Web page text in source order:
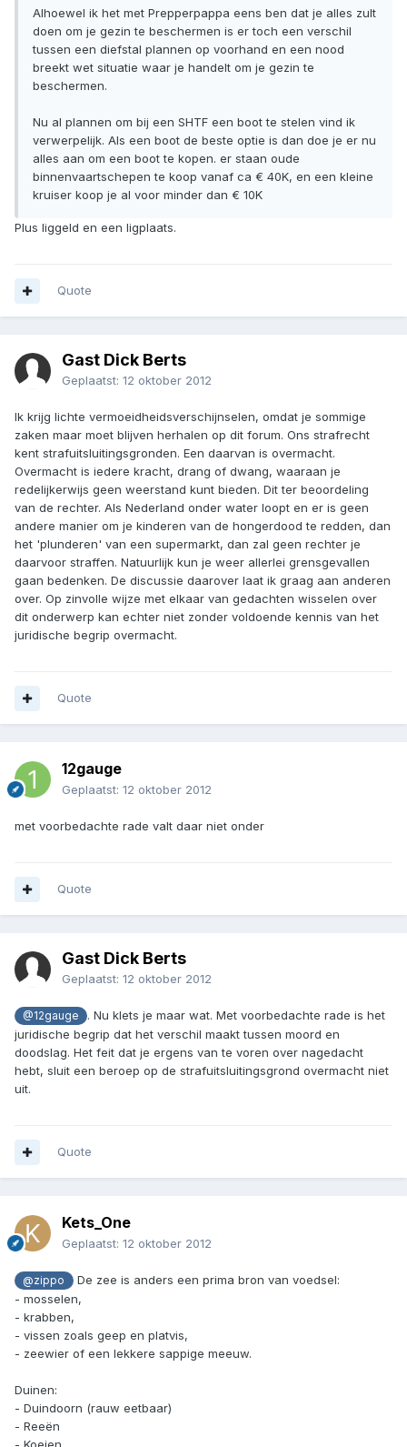
Alhoewel ik het met Prepperpappa eens ben dat je alles zult
doen om je gezin te beschermen is er toch een verschil
tussen een diefstal plannen op voorhand en een nood
breekt wet situatie waar je handelt om je gezin te
beschermen.
Nu al plannen om bij een SHTF een boot te stelen vind ik
verwerpelijk. Als een boot de beste optie is dan doe je er nu
alles aan om een boot te kopen. er staan oude
binnenvaartschepen te koop vanaf ca € 40K, en een kleine
kruiser koop je al voor minder dan € 10K
Plus liggeld en een ligplaats.
Quote
Gast Dick Berts
Geplaatst: 12 oktober 2012
Ik krijg lichte vermoeidheidsverschijnselen, omdat je sommige
zaken maar moet blijven herhalen op dit forum. Ons strafrecht
kent strafuitsluitingsgronden. Een daarvan is overmacht.
Overmacht is iedere kracht, drang of dwang, waaraan je
redelijkerwijs geen weerstand kunt bieden. Dit ter beoordeling
van de rechter. Als Nederland onder water loopt en er is geen
andere manier om je kinderen van de hongerdood te redden, dan
het 'plunderen' van een supermarkt, dan zal geen rechter je
daarvoor straffen. Natuurlijk kun je weer allerlei grensgevallen
gaan bedenken. De discussie daarover laat ik graag aan anderen
over. Op zinvolle wijze met elkaar van gedachten wisselen over
dit onderwerp kan echter niet zonder voldoende kennis van het
juridische begrip overmacht.
Quote
12gauge
Geplaatst: 12 oktober 2012
met voorbedachte rade valt daar niet onder
Quote
Gast Dick Berts
Geplaatst: 12 oktober 2012
@12gauge
. Nu klets je maar wat. Met voorbedachte rade is het
juridische begrip dat het verschil maakt tussen moord en
doodslag. Het feit dat je ergens van te voren over nagedacht
hebt, sluit een beroep op de strafuitsluitingsgrond overmacht niet
uit.
Quote
Kets_One
Geplaatst: 12 oktober 2012
@zippo
De zee is anders een prima bron van voedsel:
- mosselen,
- krabben,
- vissen zoals geep en platvis,
- zeewier of een lekkere sappige meeuw.
Duinen:
- Duindoorn (rauw eetbaar)
- Reeën